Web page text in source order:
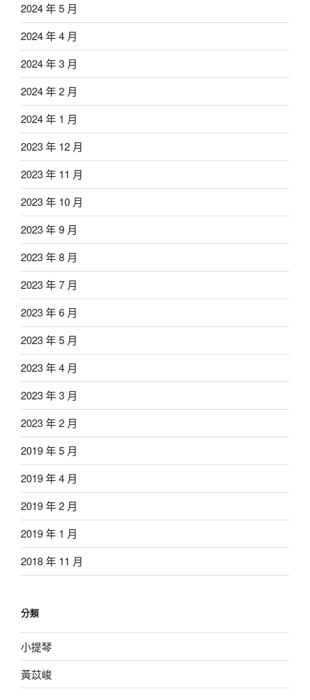
2024 年 5 月
2024 年 4 月
2024 年 3 月
2024 年 2 月
2024 年 1 月
2023 年 12 月
2023 年 11 月
2023 年 10 月
2023 年 9 月
2023 年 8 月
2023 年 7 月
2023 年 6 月
2023 年 5 月
2023 年 4 月
2023 年 3 月
2023 年 2 月
2019 年 5 月
2019 年 4 月
2019 年 2 月
2019 年 1 月
2018 年 11 月
分類
小提琴
黃苡峻